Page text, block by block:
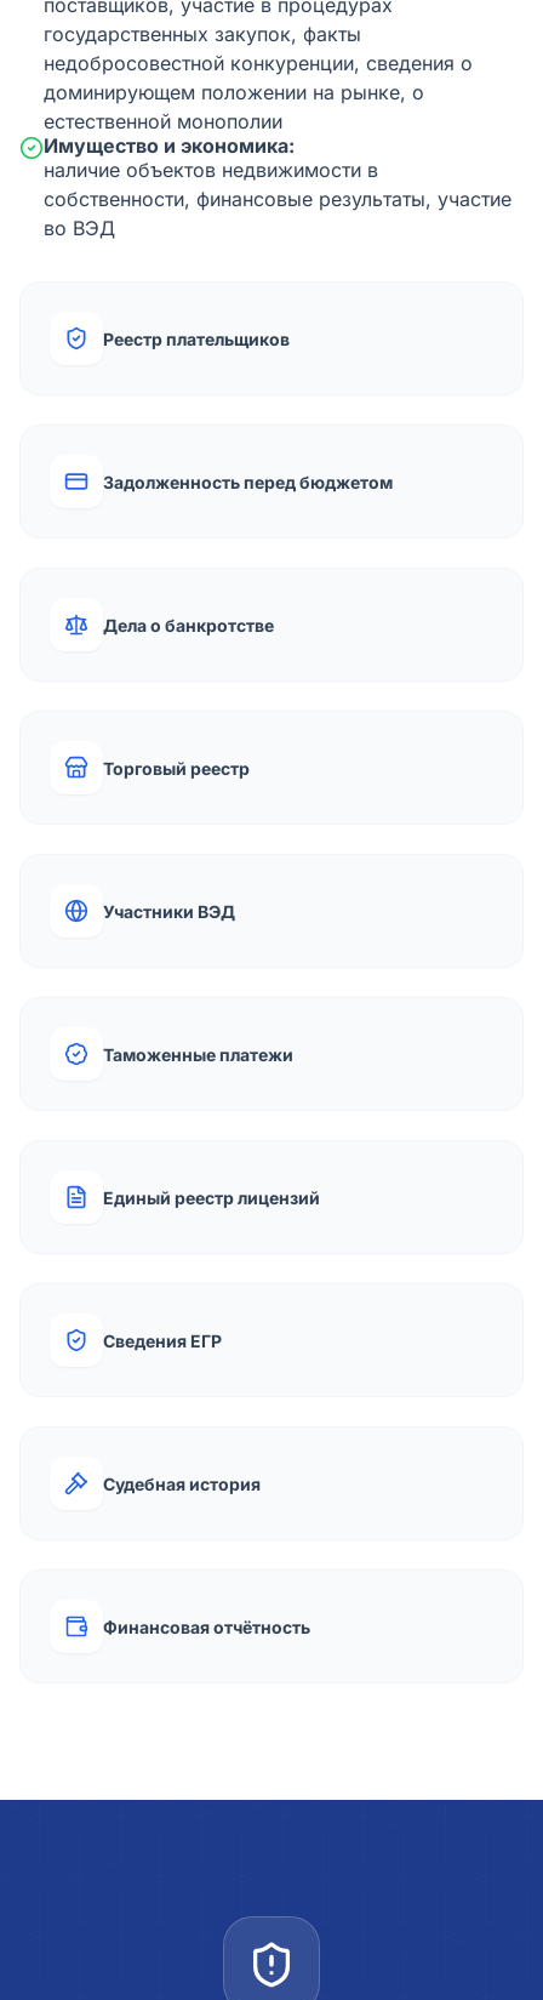
поставщиков, участие в процедурах
государственных закупок, факты
недобросовестной конкуренции, сведения о
доминирующем положении на рынке, о
естественной монополии
Имущество и экономика:
наличие объектов недвижимости в
собственности, финансовые результаты, участие
во ВЭД
Реестр плательщиков
Задолженность перед бюджетом
Дела о банкротстве
Торговый реестр
Участники ВЭД
Таможенные платежи
Единый реестр лицензий
Сведения ЕГР
Судебная история
Финансовая отчётность